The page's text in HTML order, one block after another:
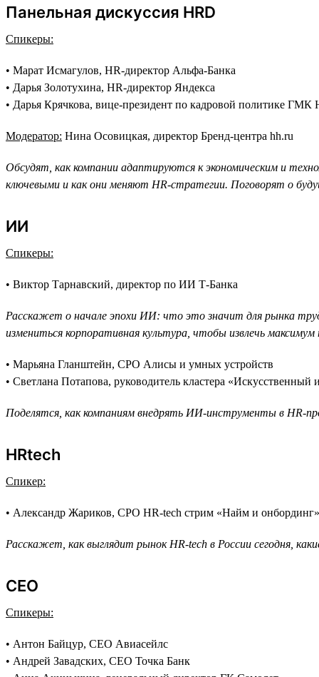
Панельная дискуссия HRD
Спикеры:
• Марат Исмагулов, HR-директор Альфа-Банка
• Дарья Золотухина, HR-директор Яндекса
• Дарья Крячкова, вице-президент по кадровой политике ГМК
Модератор: Нина Осовицкая, директор Бренд-центра hh.ru
Обсудят, как компании адаптируются к экономическим и
ключевыми и как они меняют HR-стратегии. Поговорят о
ИИ
Спикеры:
• Виктор Тарнавский, директор по ИИ Т-Банка
Расскажет о начале эпохи ИИ: что это значит для рынка
измениться корпоративная культура, чтобы извлечь максимум
• Марьяна Гланштейн, CPO Алисы и умных устройств
• Светлана Потапова, руководитель кластера «Искусственный
Поделятся, как компаниям внедрять ИИ-инструменты в HR-
HRtech
Спикер:
• Александр Жариков, CPO HR-tech стрим «Найм и
Расскажет, как выглядит рынок HR-tech в России сегодня,
СEO
Спикеры:
• Антон Байцур, CEO Авиасейлс
• Андрей Завадских, СЕО Точка Банк